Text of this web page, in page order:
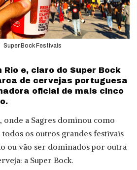
Super Bock Festivais
Rio e, claro do Super Bock
de cervejas portuguesa
oficial de mais cinco
onde a Sagres dominou como
os outros grandes festivais
ou vão ser dominados por outra
a Super Bock.